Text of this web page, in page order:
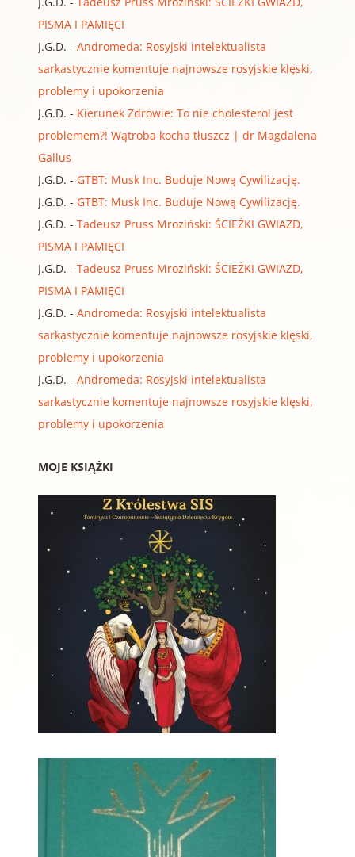
PISMA I PAMIĘCI
J.G.D. - Andromeda: Rosyjski intelektualista
sarkastycznie komentuje najnowsze rosyjskie klęski,
problemy i upokorzenia
J.G.D. - Kierunek Zdrowie: To nie cholesterol jest
problemem?! Wątroba kocha tłuszcz | dr Magdalena
Gallus
J.G.D. - GTBT: Musk Inc. Buduje Nową Cywilizację.
J.G.D. - GTBT: Musk Inc. Buduje Nową Cywilizację.
J.G.D. - Tadeusz Pruss Mroziński: ŚCIEŻKI GWIAZD,
PISMA I PAMIĘCI
J.G.D. - Tadeusz Pruss Mroziński: ŚCIEŻKI GWIAZD,
PISMA I PAMIĘCI
J.G.D. - Andromeda: Rosyjski intelektualista
sarkastycznie komentuje najnowsze rosyjskie klęski,
problemy i upokorzenia
J.G.D. - Andromeda: Rosyjski intelektualista
sarkastycznie komentuje najnowsze rosyjskie klęski,
problemy i upokorzenia
MOJE KSIĄŻKI